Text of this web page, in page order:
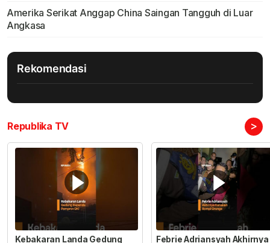
Amerika Serikat Anggap China Saingan Tangguh di Luar
Angkasa
Rekomendasi
Republika TV >
Kebakaran Landa Gedung
Febrie Adriansyah Akhirnya